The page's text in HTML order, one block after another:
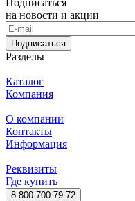
на новости и акции
Подписаться
Разделы
Каталог
Компания
О компании
Контакты
Информация
Реквизиты
Где купить
8 800 700 79 72